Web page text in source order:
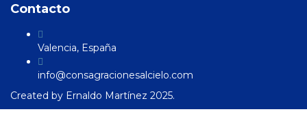
Contacto
Valencia, España
info@consagracionesalcielo.com
Created by Ernaldo Martínez 2025.